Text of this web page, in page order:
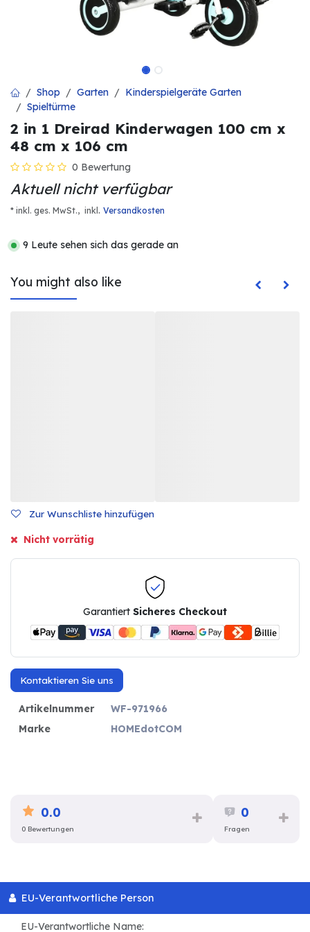
Shop Garten
Kinderspielgeräte Garten
Spieltürme
2 in 1 Dreirad Kinderwagen 100 cm x
48 cm x 106 cm
0 Bewertung
Aktuell nicht verfügbar
* inkl. ges. MwSt., inkl . Versandkosten
9 Leute sehen sich das gerade an
You might also like
Zur Wunschliste hinzufügen
Nicht vorrätig
Garantiert Sicheres Checkout
Kontaktieren Sie uns
Artikelnummer
WF-971966
Marke
HOMEdotCOM
0.0
0 Bewertungen
0
Fragen
EU-Verantwortliche Person
EU-Verantwortliche Name: